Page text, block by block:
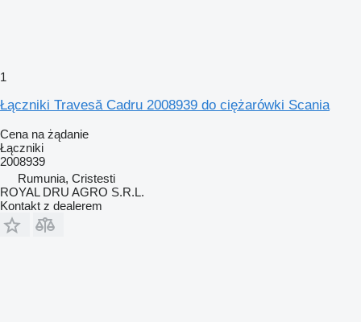
1
Łączniki Travesă Cadru 2008939 do ciężarówki Scania
Cena na żądanie
Łączniki
2008939
Rumunia, Cristesti
ROYAL DRU AGRO S.R.L.
Kontakt z dealerem